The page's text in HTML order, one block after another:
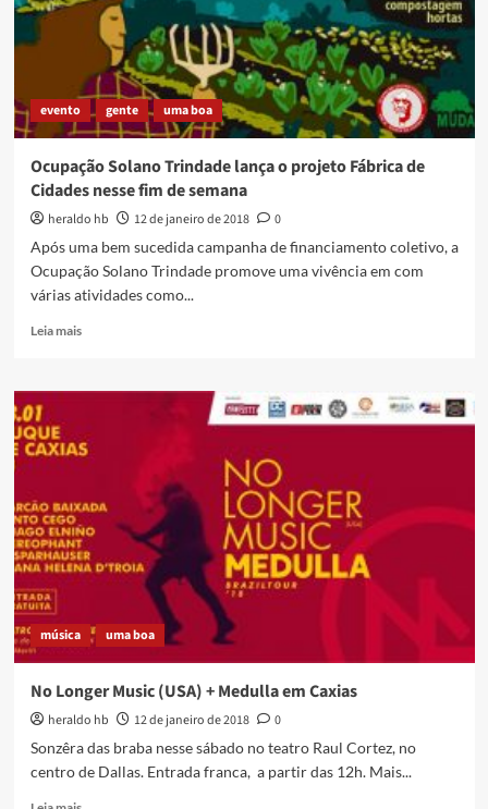
Festa
Arremate
dia
27/01
evento gente uma boa
Ocupação Solano Trindade lança o projeto Fábrica de
Cidades nesse fim de semana
heraldo hb 12 de janeiro de 2018
0
Após uma bem sucedida campanha de financiamento coletivo, a
Ocupação Solano Trindade promove uma vivência em com
várias atividades como...
Leia maisRead
Ocupação
Trindade
lança
Fábrica
de
Cidades
nesse
semana
música uma boa
No Longer Music (USA) + Medulla em Caxias
heraldo hb 12 de janeiro de 2018
0
Sonzêra das braba nesse sábado no teatro Raul Cortez, no
centro de Dallas. Entrada franca, a partir das 12h. Mais...
Read